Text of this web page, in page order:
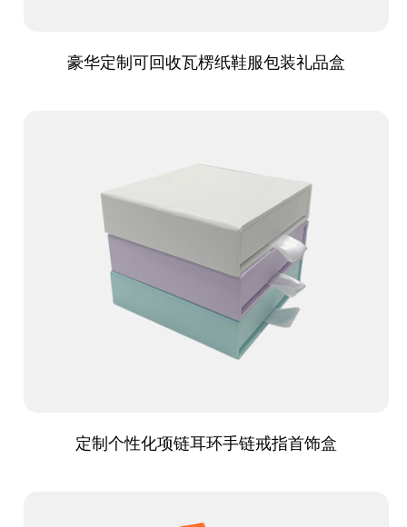
豪华定制可回收瓦楞纸鞋服包装礼品盒
定制个性化项链耳环手链戒指首饰盒